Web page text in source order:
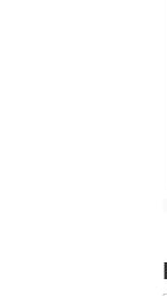
receitas